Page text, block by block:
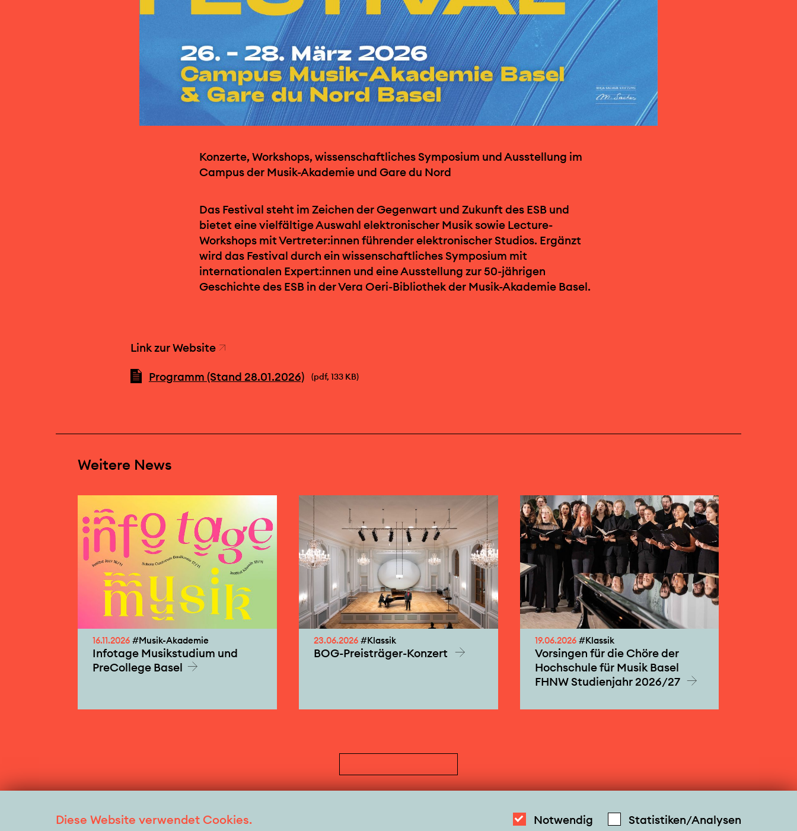
Konzerte, Workshops, wissenschaftliches Symposium und Ausstellung im
Campus der Musik-Akademie und Gare du Nord
Das Festival steht im Zeichen der Gegenwart und Zukunft des ESB und
bietet eine vielfältige Auswahl elektronischer Musik sowie Lecture-
Workshops mit Vertreter:innen führender elektronischer Studios. Ergänzt
wird das Festival durch ein wissenschaftliches Symposium mit
internationalen Expert:innen und eine Ausstellung zur 50-jährigen
Geschichte des ESB in der Vera Oeri-Bibliothek der Musik-Akademie Basel.
Link zur Website
Programm (Stand 28.01.2026) (pdf, 133 KB)
Weitere News
16.11.2026 #Musik-Akademie
Infotage Musikstudium und
PreCollege Basel
23.06.2026 #Klassik
BOG-Preisträger-Konzert
19.06.2026#Klassik
Vorsingen für die Chöre der
Hochschule für Musik Basel
FHNW Studienjahr 2026/27
Diese Website verwendet Cookies. Notwendig Statistiken/Analysen